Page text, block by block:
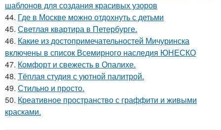
шаблонов для создания красивых узоров
44. Где в Москве можно отдохнуть с детьми
45. Светлая квартира в Петербурге.
46. Какие из достопримечательностей Мичуринска
включены в список Всемирного наследия ЮНЕСКО
47. Комфорт и свежесть в Опалихе.
48. Тёплая студия с уютной палитрой.
49. Стильно и просто.
50. Креативное пространство с граффити и живыми
красками.